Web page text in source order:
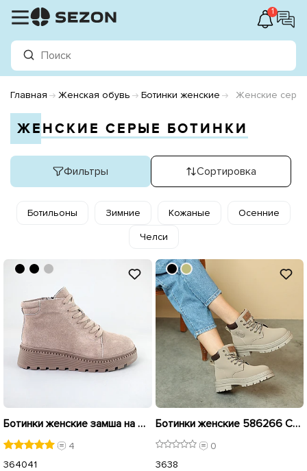
1
Главная Женская обувь Ботинки женские Женские
ЖЕНСКИЕ СЕРЫЕ БОТИНКИ
Фильтры Сортировка
Ботильоны Зимние Кожаные Осенние
Челси
Ботинки женские замша на меху 593170 Серые
4
364041
Ботинки женские 586266 Серые распродажа
0
3638